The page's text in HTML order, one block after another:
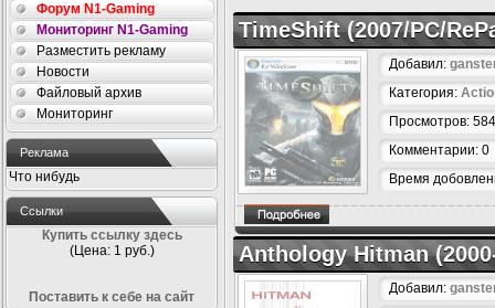
Форум N1-Gaming
Мониторинг N1-Gaming
Разместить рекламу
Новости
Файловый архив
Мониторинг
Реклама
Что нибудь
Ссылки
Купить ссылку здесь
(Цена: 1 руб.)
Поставить к себе на сайт
TimeShift (2007/PC/
Добавил:
Категория:
Просмотров: 584
Комментарии: 0
Время
Anthology Hitman
Добавил: